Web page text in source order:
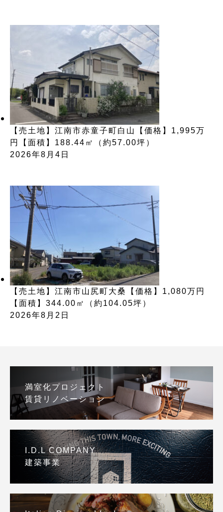
【売土地】江南市赤童子町白山【価格】1,995万
円【面積】188.44㎡（約57.00坪）
2026年8月4日
【売土地】江南市山尻町大桑【価格】1,080万円
【面積】344.00㎡（約104.05坪）
2026年8月2日
満室化プロジェクト
賃貸リノベーション
I.D.L COMPANY
建築事業